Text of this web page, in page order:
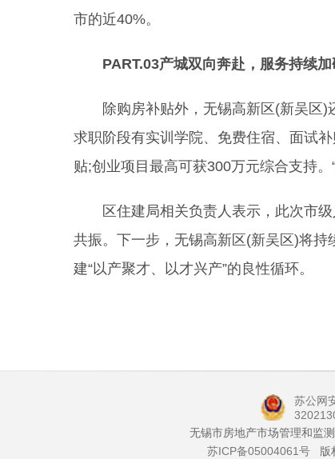
市的近40%。
PART.03产城双向奔赴，服务持续加
除购房补贴外，无锡高新区(新吴区)
求职阶段有实训学院、免费住宿、面试
贴;创业项目最高可获300万元综合支持
区住建局相关负责人表示，此次市级
共振。下一步，无锡高新区(新吴区)将
建“以产聚才、以才兴产”的良性循环。
苏公网
无锡市房地产市场管理和监
苏ICP备05004061号 版